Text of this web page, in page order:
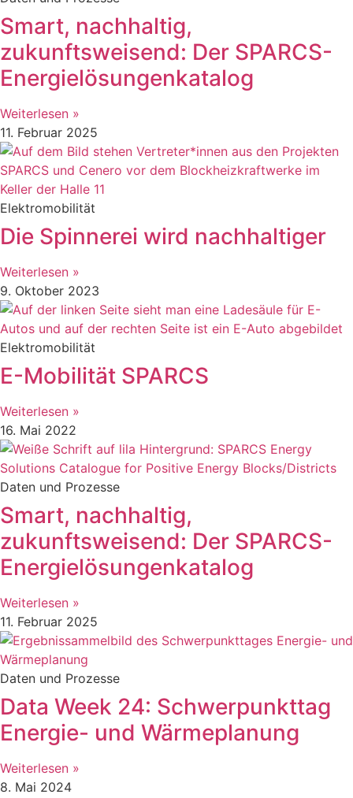
Smart, nachhaltig,
zukunftsweisend: Der SPARCS-
Energielösungenkatalog
Weiterlesen »
11. Februar 2025
Elektromobilität
Die Spinnerei wird nachhaltiger
Weiterlesen »
9. Oktober 2023
Elektromobilität
E-Mobilität SPARCS
Weiterlesen »
16. Mai 2022
Daten und Prozesse
Smart, nachhaltig,
zukunftsweisend: Der SPARCS-
Energielösungenkatalog
Weiterlesen »
11. Februar 2025
Daten und Prozesse
Data Week 24: Schwerpunkttag
Energie- und Wärmeplanung
Weiterlesen »
8. Mai 2024